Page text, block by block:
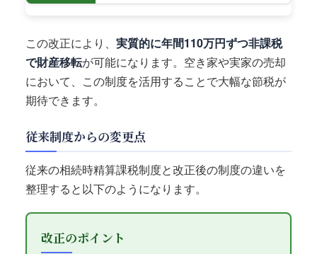
この改正により、 実質的に年間110万円ずつ非課税
で財産移転が可能になります。空き家や実家の売却
において、この制度を活用することで大幅な節税が
期待できます。
従来制度からの変更点
従来の相続時精算課税制度と改正後の制度の違いを
整理すると以下のようになります。
改正のポイント